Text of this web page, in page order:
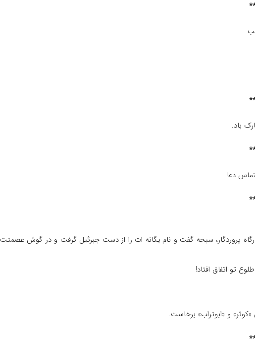
باد.
دعا
پروردگار، سبحه گفت و نام یگانه‏ ات را از دست جبرئیل گرفت و در گوش عصمتت
تو اتفاق افتاد!
و «ابوتراب» برخاست.